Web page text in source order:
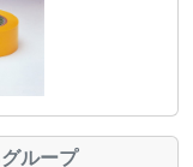
ループ